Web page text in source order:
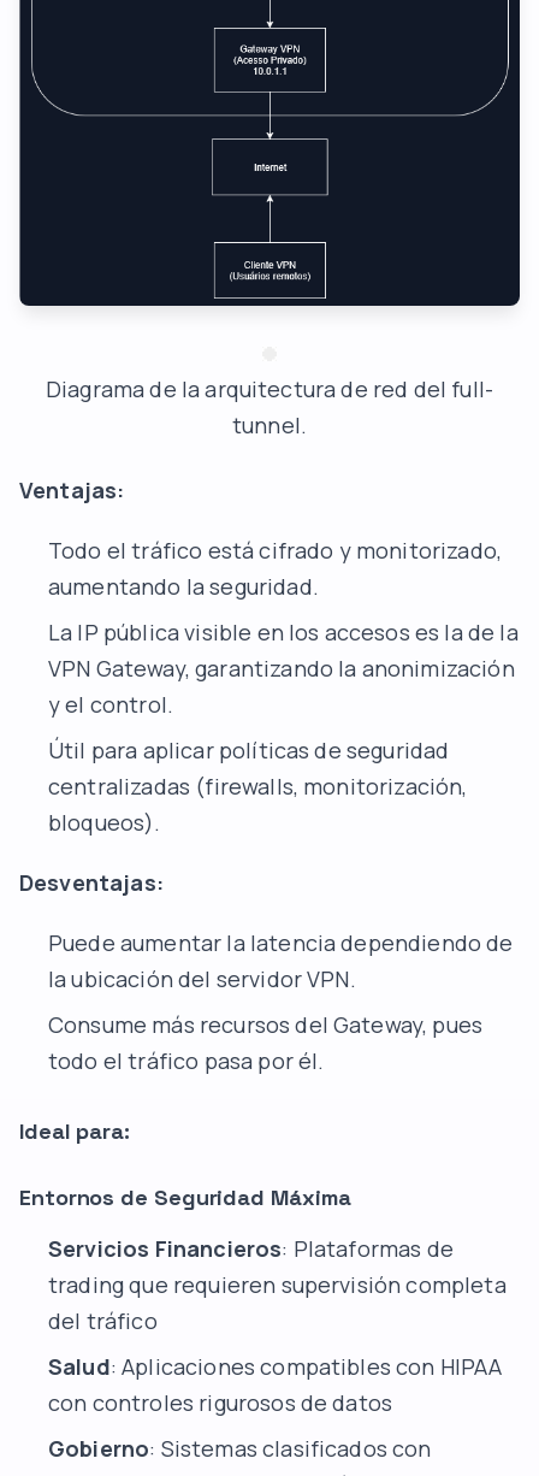
Diagrama de la arquitectura de red del full-
tunnel.
Ventajas:
Todo el tráfico está cifrado y monitorizado,
aumentando la seguridad.
La IP pública visible en los accesos es la de la
VPN Gateway, garantizando la anonimización
y el control.
Útil para aplicar políticas de seguridad
centralizadas (firewalls, monitorización,
bloqueos).
Desventajas:
Puede aumentar la latencia dependiendo de
la ubicación del servidor VPN.
Consume más recursos del Gateway, pues
todo el tráfico pasa por él.
Ideal para:
Entornos de Seguridad Máxima
Servicios Financieros: Plataformas de
trading que requieren supervisión completa
del tráfico
Salud: Aplicaciones compatibles con HIPAA
con controles rigurosos de datos
Gobierno: Sistemas clasificados con